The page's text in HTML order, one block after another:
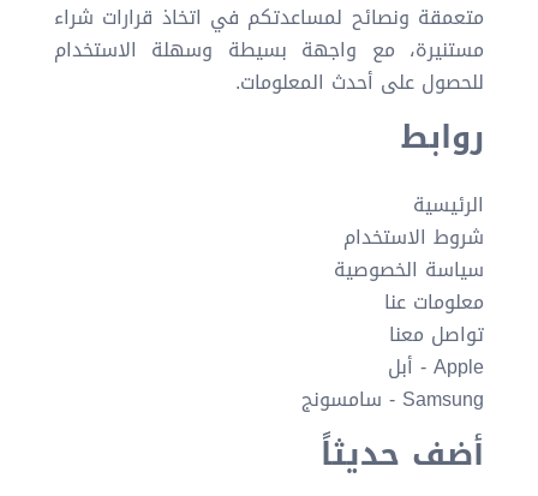
متعمقة ونصائح لمساعدتكم في اتخاذ قرارات شراء
مستنيرة، مع واجهة بسيطة وسهلة الاستخدام
للحصول على أحدث المعلومات.
روابط
الرئيسية
شروط الاستخدام
سياسة الخصوصية
معلومات عنا
تواصل معنا
Apple - أبل
Samsung - سامسونج
أضف حديثاً